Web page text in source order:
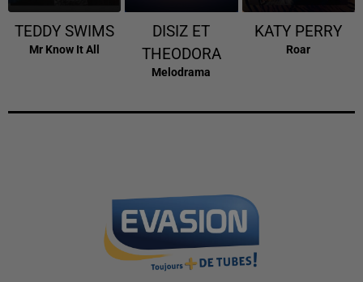
TEDDY SWIMS
Mr Know It All
DISIZ ET
THEODORA
Melodrama
KATY PERRY
Roar